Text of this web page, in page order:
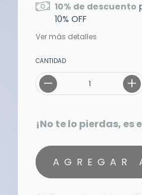
10% de descuento
10% OFF
Ver más detalles
CANTIDAD
¡No te lo pierdas, es